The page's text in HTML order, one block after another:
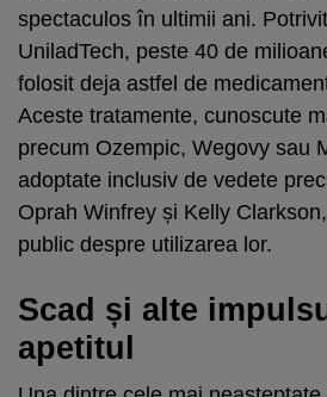
spectaculos în ultimii ani.
UniladTech, peste 40 de
folosit deja astfel de
Aceste tratamente, cunoscute
precum Ozempic, Wegovy sau
adoptate inclusiv de vedete
Oprah Winfrey și Kelly
public despre utilizarea lor.
Scad și alte
apetitul